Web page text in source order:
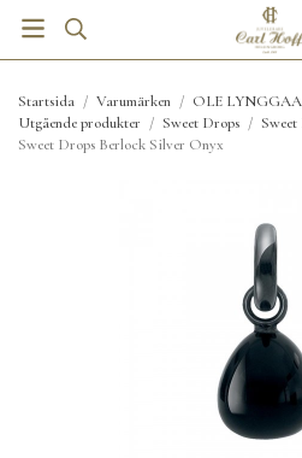
Startsida / Varumärken / OLE
Utgående produkter / Sweet Drops /
Sweet Drops Berlock Silver Onyx